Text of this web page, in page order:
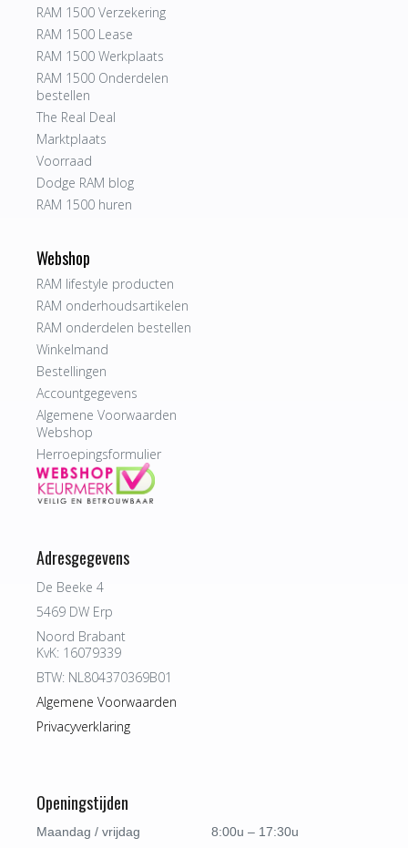
RAM 1500 Verzekering
RAM 1500 Lease
RAM 1500 Werkplaats
RAM 1500 Onderdelen
bestellen
The Real Deal
Marktplaats
Voorraad
Dodge RAM blog
RAM 1500 huren
Webshop
RAM lifestyle producten
RAM onderhoudsartikelen
RAM onderdelen bestellen
Winkelmand
Bestellingen
Accountgegevens
Algemene Voorwaarden
Webshop
Herroepingsformulier
Adresgegevens
De Beeke 4
5469 DW Erp
Noord Brabant
KvK: 16079339
BTW: NL804370369B01
Algemene Voorwaarden
Privacyverklaring
Openingstijden
Maandag / vrijdag
8:00u – 17:30u